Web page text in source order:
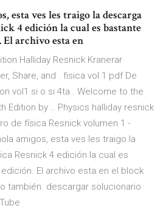
esta ves les traigo la descarga
4 edición la cual es bastante
El archivo esta en
Halliday Resnick Kranerar
Share, and . fisica vol 1 pdf De
vol1 si o si 4ta . Welcome to the
Edition by .. Physics halliday resnick
de física Resnick volumen 1 -
amigos, esta ves les traigo la
Resnick 4 edición la cual es
El archivo esta en el block
también. descargar solucionario